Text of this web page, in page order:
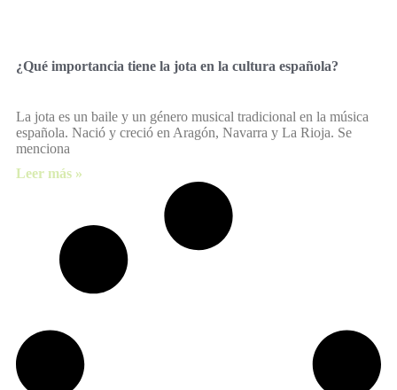
¿Qué importancia tiene la jota en la cultura española?
La jota es un baile y un género musical tradicional en la música
española. Nació y creció en Aragón, Navarra y La Rioja. Se
menciona
Leer más »